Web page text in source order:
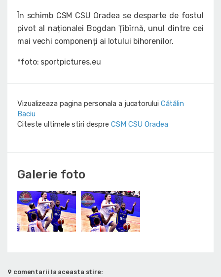
În schimb CSM CSU Oradea se desparte de fostul
pivot al naționalei Bogdan Țibîrnă, unul dintre cei
mai vechi componenți ai lotului bihorenilor.
*foto: sportpictures.eu
Vizualizeaza pagina personala a jucatorului Cătălin
Baciu
Citeste ultimele stiri despre CSM CSU Oradea
Galerie foto
9 comentarii la aceasta stire: